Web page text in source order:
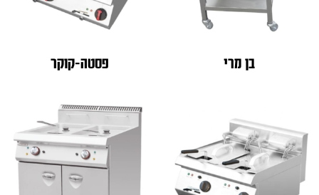
בן מרי פסטה-קוקר